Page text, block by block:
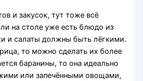
и закусок, тут тоже всё
на столе уже есть блюдо из
и салаты должны быть лёгкими.
то можно сделать их более
баранины, то она идеально
или запечёнными овощами,